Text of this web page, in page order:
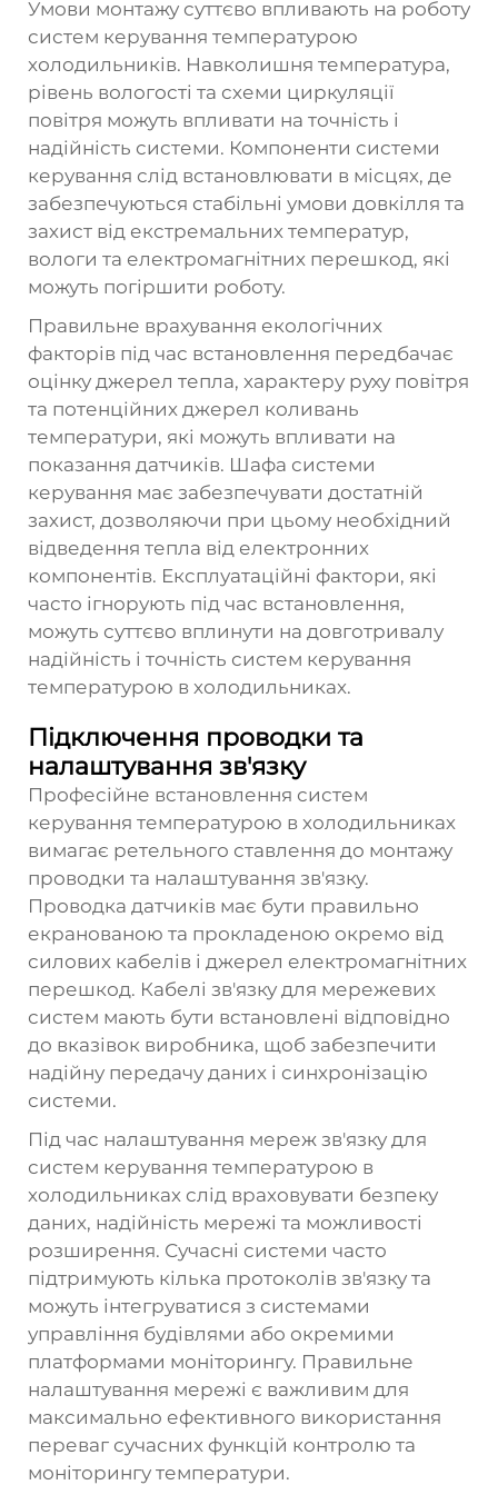
Умови монтажу суттєво впливають на роботу
систем керування температурою
холодильників. Навколишня температура,
рівень вологості та схеми циркуляції
повітря можуть впливати на точність і
надійність системи. Компоненти системи
керування слід встановлювати в місцях, де
забезпечуються стабільні умови довкілля та
захист від екстремальних температур,
вологи та електромагнітних перешкод, які
можуть погіршити роботу.
Правильне врахування екологічних
факторів під час встановлення передбачає
оцінку джерел тепла, характеру руху повітря
та потенційних джерел коливань
температури, які можуть впливати на
показання датчиків. Шафа системи
керування має забезпечувати достатній
захист, дозволяючи при цьому необхідний
відведення тепла від електронних
компонентів. Експлуатаційні фактори, які
часто ігнорують під час встановлення,
можуть суттєво вплинути на довготривалу
надійність і точність систем керування
температурою в холодильниках.
Підключення проводки та
налаштування зв'язку
Професійне встановлення систем
керування температурою в холодильниках
вимагає ретельного ставлення до монтажу
проводки та налаштування зв'язку.
Проводка датчиків має бути правильно
екранованою та прокладеною окремо від
силових кабелів і джерел електромагнітних
перешкод. Кабелі зв'язку для мережевих
систем мають бути встановлені відповідно
до вказівок виробника, щоб забезпечити
надійну передачу даних і синхронізацію
системи.
Під час налаштування мереж зв'язку для
систем керування температурою в
холодильниках слід враховувати безпеку
даних, надійність мережі та можливості
розширення. Сучасні системи часто
підтримують кілька протоколів зв'язку та
можуть інтегруватися з системами
управління будівлями або окремими
платформами моніторингу. Правильне
налаштування мережі є важливим для
максимально ефективного використання
переваг сучасних функцій контролю та
моніторингу температури.